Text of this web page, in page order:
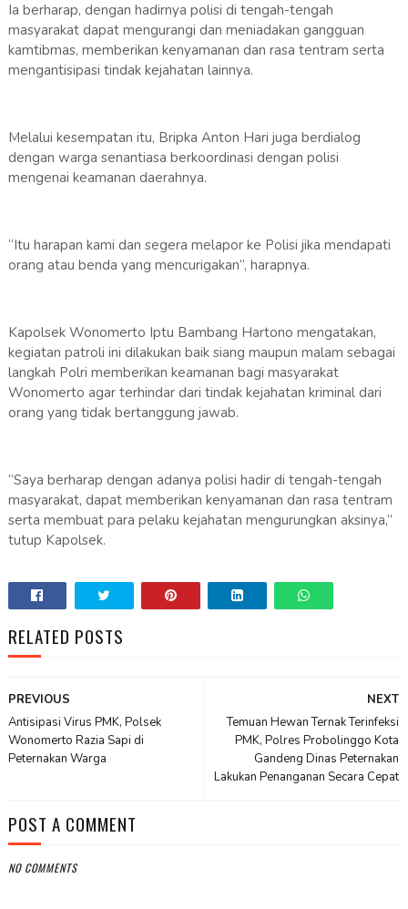
Ia berharap, dengan hadirnya polisi di tengah-tengah
masyarakat dapat mengurangi dan meniadakan gangguan
kamtibmas, memberikan kenyamanan dan rasa tentram serta
mengantisipasi tindak kejahatan lainnya.
Melalui kesempatan itu, Bripka Anton Hari juga berdialog
dengan warga senantiasa berkoordinasi dengan polisi
mengenai keamanan daerahnya.
“Itu harapan kami dan segera melapor ke Polisi jika mendapati
orang atau benda yang mencurigakan”, harapnya.
Kapolsek Wonomerto Iptu Bambang Hartono mengatakan,
kegiatan patroli ini dilakukan baik siang maupun malam sebagai
langkah Polri memberikan keamanan bagi masyarakat
Wonomerto agar terhindar dari tindak kejahatan kriminal dari
orang yang tidak bertanggung jawab.
“Saya berharap dengan adanya polisi hadir di tengah-tengah
masyarakat, dapat memberikan kenyamanan dan rasa tentram
serta membuat para pelaku kejahatan mengurungkan aksinya,”
tutup Kapolsek.
RELATED POSTS
NEXT
Temuan Hewan Ternak Terinfeksi
PMK, Polres Probolinggo Kota
Gandeng Dinas Peternakan
Lakukan Penanganan Secara Cepat
PREVIOUS
Antisipasi Virus PMK, Polsek
Wonomerto Razia Sapi di
Peternakan Warga
POST A COMMENT
NO COMMENTS